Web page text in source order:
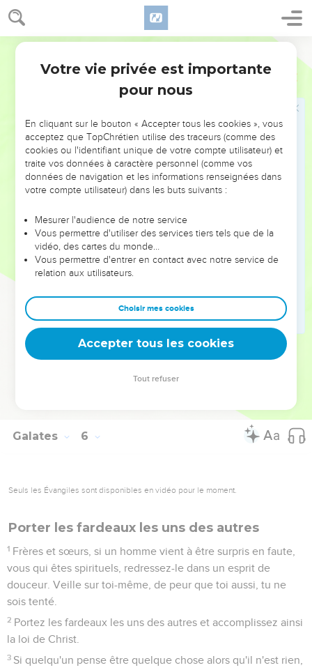
Galates 5
nature humaine. Ils sont opposés entre eux, de sorte que
vous ne pouvez pas faire ce que vous voudriez.
pas sous la loi.
Les œuvres de la nature humaine sont évidentes : ce sont
l'idolâtrie, la magie, les haines, les querelles, les jalousies,
les colères, les rivalités, les divisions, les sectes,
l'envie, [les meurtres, ] l'ivrognerie, les excès de table et
les choses semblables. Je vous préviens, comme je l'ai déjà
royaume de Dieu.
Mais le fruit de l'Esprit, c'est l'amour, la joie, la paix, la
patience, la bonté, la bienveillance, la foi, la douceur, la
maîtrise de soi.
Contre de telles attitudes, il n’y a pas de loi.
Ceux qui appartiennent à [Jésus-]Christ ont crucifié leur
nature propre avec ses passions et ses désirs.
Si nous vivons par l'Esprit, laissons-nous aussi conduire
Galates 6
Seuls les Évangiles sont disponibles en vidéo pour le moment.
Porter les fardeaux les uns des autres
1 Frères et sœurs, si un homme vient à être surpris en faute,
vous qui êtes spirituels, redressez-le dans un esprit de
douceur. Veille sur toi-même, de peur que toi aussi, tu ne
sois tenté.
2 Portez les fardeaux les uns des autres et accomplissez ainsi
la loi de Christ.
3 Si quelqu'un pense être quelque chose alors qu'il n'est rien,
Votre vie privée est importante
pour nous
En cliquant sur le bouton « Accepter tous les cookies », vous
acceptez que TopChrétien utilise des traceurs (comme des
cookies ou l'identifiant unique de votre compte utilisateur) et
traite vos données à caractère personnel (comme vos
données de navigation et les informations renseignées dans
votre compte utilisateur) dans les buts suivants :
Mesurer l'audience de notre service
Vous permettre d'utiliser des services tiers tels que de la
vidéo, des cartes du monde…
Vous permettre d'entrer en contact avec notre service de
relation aux utilisateurs.
Choisir mes cookies
Accepter tous les cookies
Tout refuser